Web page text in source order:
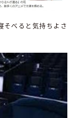
そべると気持ちよさ